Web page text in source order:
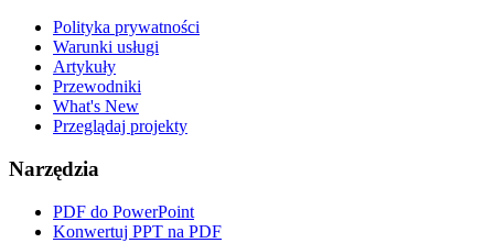
Polityka prywatności
Warunki usługi
Artykuły
Przewodniki
What's New
Przeglądaj projekty
Narzędzia
PDF do PowerPoint
Konwertuj PPT na PDF